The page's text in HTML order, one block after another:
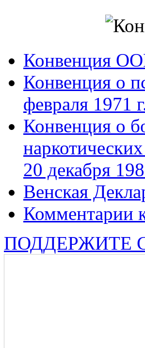
Конвенция
Конвенция о
февраля 1971
Конвенция о
20 декабря
Венская
Комментарии
ПОДДЕРЖИТЕ